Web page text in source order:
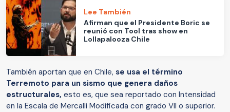
Lee También
Afirman que el Presidente Boric se
reunió con Tool tras show en
Lollapalooza Chile
También aportan que en Chile, se usa el término
Terremoto para un sismo que genera daños
estructurales, esto es, que sea reportado con Intensidad
en la Escala de Mercalli Modificada con grado VII o superior.